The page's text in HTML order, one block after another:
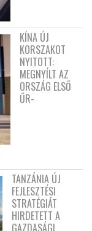
KÍNA ÚJ
KORSZAKOT
NYITOTT:
MEGNYÍLT AZ
ORSZÁG ELSŐ
ŰR-
TANZÁNIA ÚJ
FEJLESZTÉSI
STRATÉGIÁT
HIRDETETT A
GAZDASÁGI